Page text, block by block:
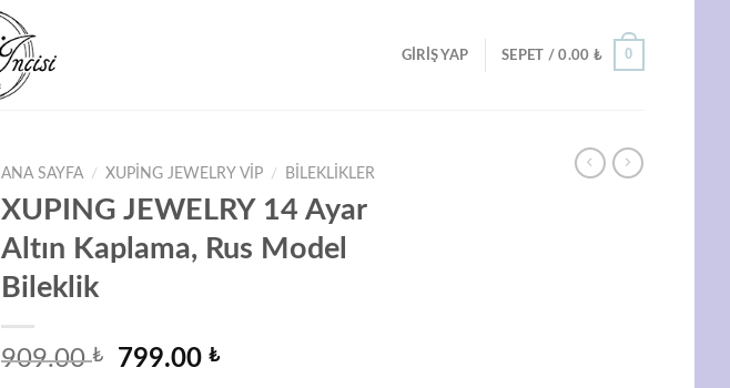
GIRIŞ YAP SEPET /0.00 ₺ 0
ANA SAYFA / XUPING JEWELRY VIP / BILEKLIKLER
XUPING JEWELRY 14 Ayar
Altın Kaplama, Rus Model
Bileklik
909.00₺
Orijinal
799.00₺Şu